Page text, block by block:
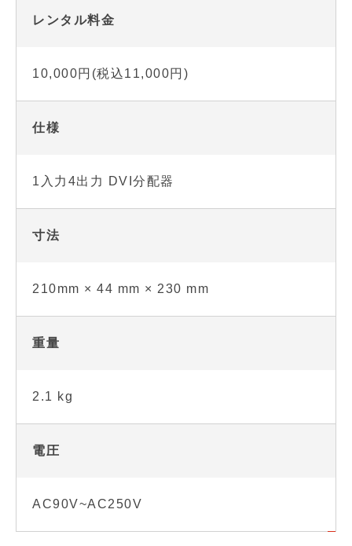
レンタル料金
10,000円(税込11,000円)
仕様
1入力4出力 DVI分配器
寸法
210mm × 44 mm × 230 mm
重量
2.1 kg
電圧
AC90V~AC250V